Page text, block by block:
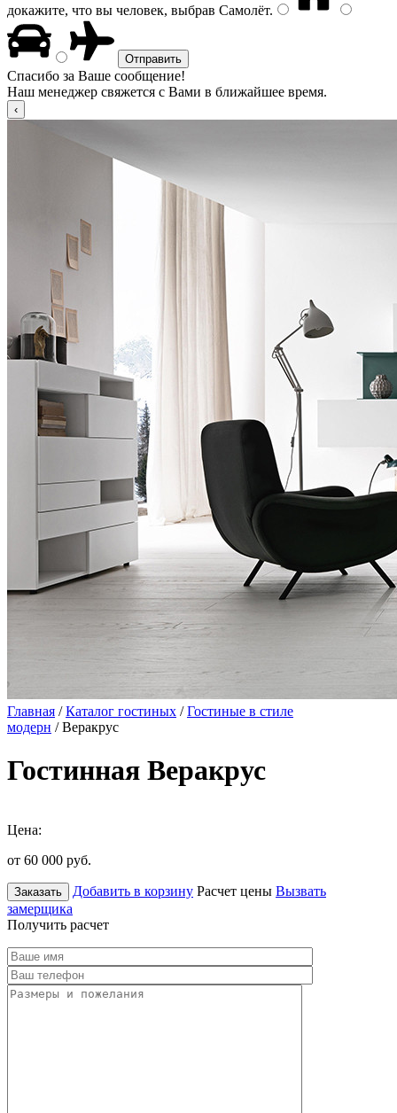
докажите, что вы человек, выбрав Самолёт.
Спасибо за Ваше сообщение!
Наш менеджер свяжется с Вами в ближайшее время.
Главная /Каталог гостиных /Гостиные в стиле
модерн / Веракрус
Гостинная Веракрус
Цена:
от 60 000 руб.
Заказать Добавить в корзину Расчет цены Вызвать
замерщика
Получить расчет